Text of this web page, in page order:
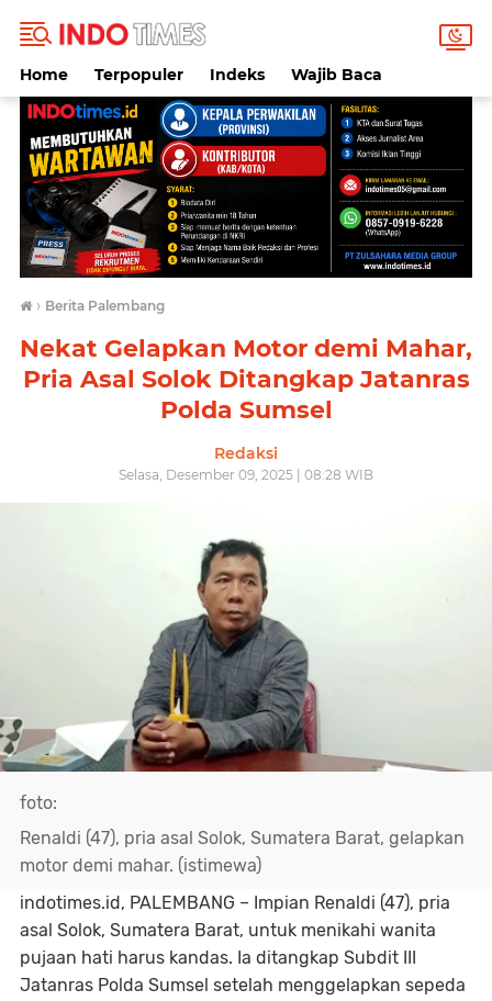
Home Terpopuler Indeks Wajib Baca
› Berita Palembang
Nekat Gelapkan Motor demi Mahar,
Pria Asal Solok Ditangkap Jatanras
Polda Sumsel
Redaksi
Selasa, Desember 09, 2025 | 08:28 WIB
foto:
Renaldi (47), pria asal Solok, Sumatera Barat, gelapkan
motor demi mahar. (istimewa)
indotimes.id, PALEMBANG – Impian Renaldi (47), pria
asal Solok, Sumatera Barat, untuk menikahi wanita
pujaan hati harus kandas. Ia ditangkap Subdit III
Jatanras Polda Sumsel setelah menggelapkan sepeda